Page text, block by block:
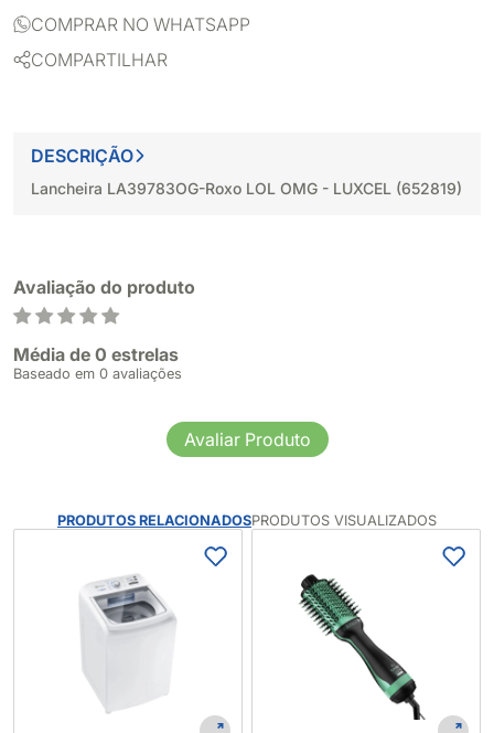
COMPRAR NO WHATSAPP
COMPARTILHAR
DESCRIÇÃO
Lancheira LA39783OG-Roxo LOL OMG - LUXCEL (652819)
Avaliação do produto
Média de 0 estrelas
Baseado em 0 avaliações
Avaliar Produto
PRODUTOS RELACIONADOSPRODUTOS VISUALIZADOS